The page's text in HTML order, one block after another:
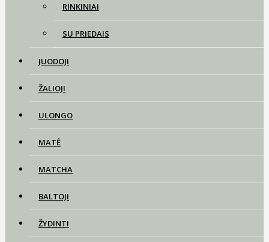
RINKINIAI
SU PRIEDAIS
JUODOJI
ŽALIOJI
ULONGO
MATĖ
MATCHA
BALTOJI
ŽYDINTI